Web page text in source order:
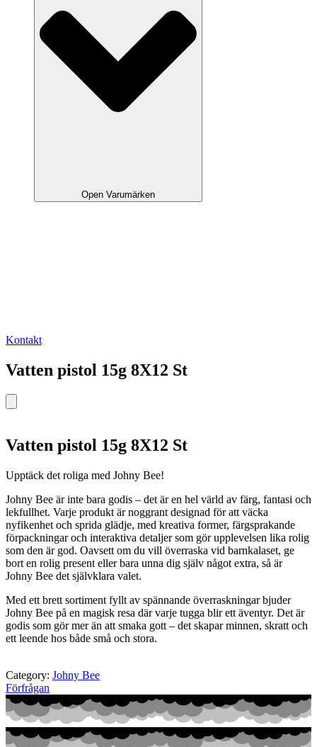
Open Varumärken
Kontakt
Vatten pistol 15g 8X12 St
Vatten pistol 15g 8X12 St
Upptäck det roliga med Johny Bee!
Johny Bee är inte bara godis – det är en hel värld av färg, fantasi och
lekfullhet. Varje produkt är noggrant designad för att väcka
nyfikenhet och sprida glädje, med kreativa former, färgsprakande
förpackningar och interaktiva detaljer som gör upplevelsen lika rolig
som den är god. Oavsett om du vill överraska vid barnkalaset, ge
bort en rolig present eller bara unna dig själv något extra, så är
Johny Bee det självklara valet.
Med ett brett sortiment fyllt av spännande överraskningar bjuder
Johny Bee på en magisk resa där varje tugga blir ett äventyr. Det är
godis som gör mer än att smaka gott – det skapar minnen, skratt och
ett leende hos både små och stora.
Category: Johny Bee
Förfrågan